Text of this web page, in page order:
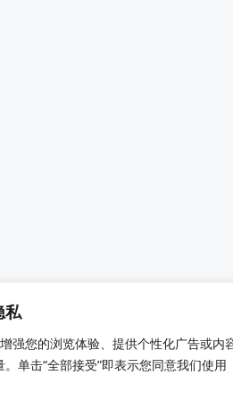
私
强您的浏览体验、提供个性化广告或内
单击“全部接受”即表示您同意我们使用